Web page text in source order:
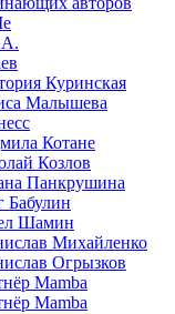
Куринская
Малышева
Котане
Козлов
Панкрушина
Бабулин
Шамин
Михайленко
Огрызков
Mamba
Mamba